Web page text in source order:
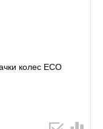
колес ECO